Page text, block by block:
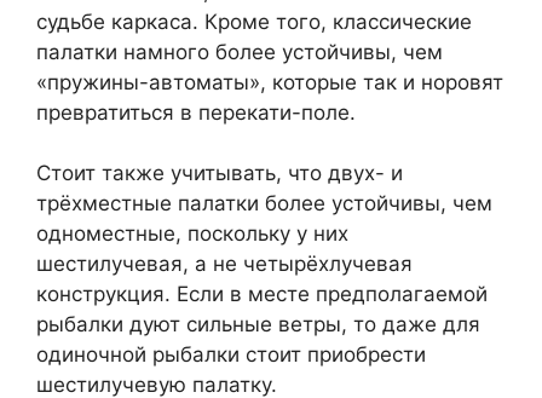
судьбе каркаса. Кроме того, классические
палатки намного более устойчивы, чем
«пружины-автоматы», которые так и норовят
превратиться в перекати-поле.
Стоит также учитывать, что двух- и
трёхместные палатки более устойчивы, чем
одноместные, поскольку у них
шестилучевая, а не четырёхлучевая
конструкция. Если в месте предполагаемой
рыбалки дуют сильные ветры, то даже для
одиночной рыбалки стоит приобрести
шестилучевую палатку.